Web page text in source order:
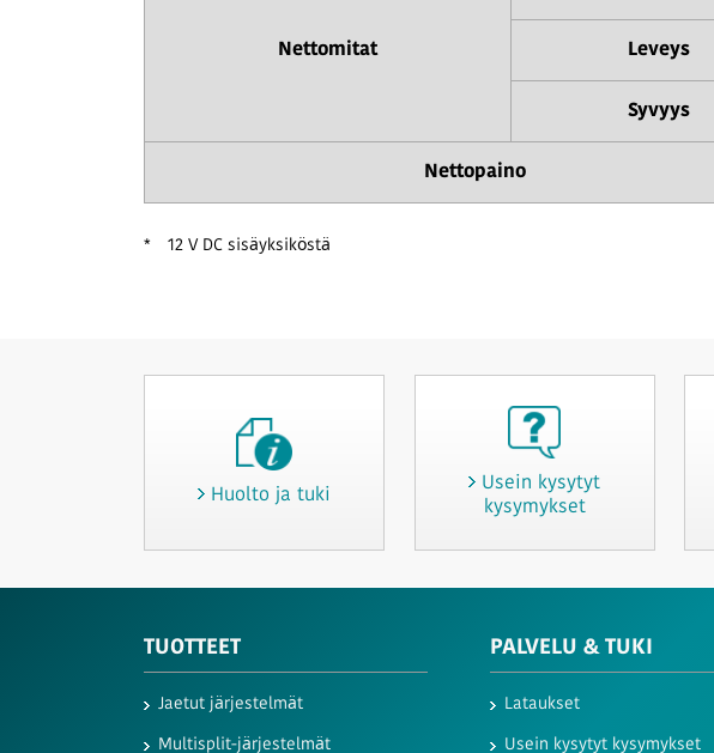
Nettomitat Leveys
Syvyys
Nettopaino
* 12 V DC sisäyksiköstä
Huolto ja tuki
Usein kysytyt
kysymykset
TUOTTEET
Jaetut järjestelmät
Multisplit-järjestelmät
PALVELU & TUKI
Lataukset
Usein kysytyt kysymykset